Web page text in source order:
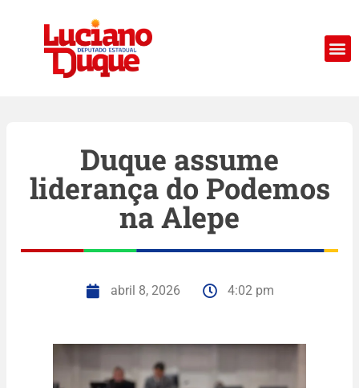
Duque assume
liderança do Podemos
na Alepe
abril 8, 2026 4:02 pm